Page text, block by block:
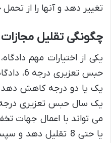
تغییر دهد و آنها را از
چگونگی تقلیل مجازات
یکی از اختیارات مهم
حبس
یک یا دو درجه کاهش دهد.
یا حتی 8 تقلیل